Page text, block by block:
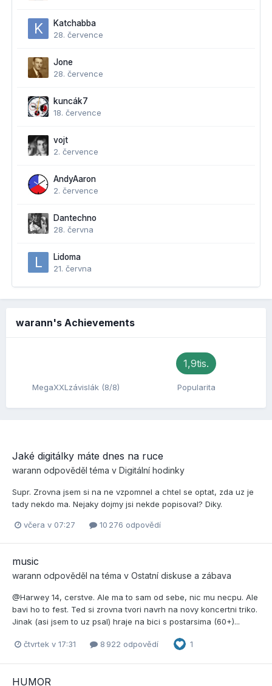
Katchabba
28. července
Jone
28. července
kuncák7
18. července
vojt
2. července
AndyAaron
2. července
Dantechno
28. června
Lidoma
21. června
warann's Achievements
MegaXXLzávislák (8/8)
1,9tis.
Popularita
Jaké digitálky máte dnes na ruce
warann odpověděl téma v Digitální hodinky
Supr. Zrovna jsem si na ne vzpomnel a chtel se optat, zda uz je
tady nekdo ma. Nejaky dojmy jsi nekde popisoval? Diky.
včera v 07:27 10 276 odpovědí
music
warann odpověděl na téma v Ostatní diskuse a zábava
@Harwey 14, cerstve. Ale ma to sam od sebe, nic mu necpu. Ale
bavi ho to fest. Ted si zrovna tvori navrh na novy koncertni triko.
Jinak (asi jsem to uz psal) hraje na bici s postarsima (60+)...
čtvrtek v 17:31 8 922 odpovědí 1
HUMOR